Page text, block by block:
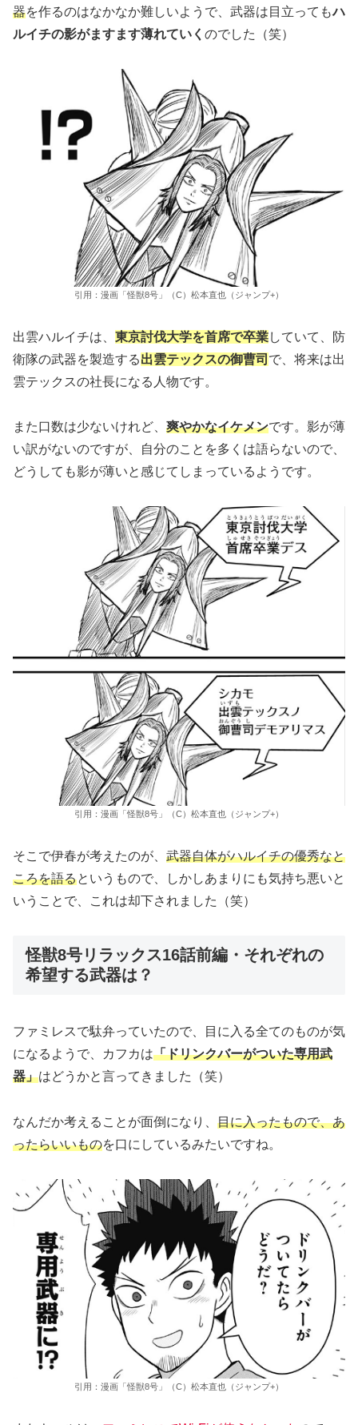
器を作るのはなかなか難しいようで、武器は目立ってもハ
ルイチの影がますます薄れていく のでした（笑）
引用：漫画「怪獣8号」（C）松本直也（ジャンプ+）
出雲ハルイチは、 東京討伐大学を首席で卒業していて、防
衛隊の武器を製造する出雲テックスの御曹司 で、将来は出
雲テックスの社長になる人物です。
また口数は少ないけれど、 爽やかなイケメンです。影が薄
い訳がないのですが、自分のことを多くは語らないので、
どうしても影が薄いと感じてしまっているようです。
引用：漫画「怪獣8号」（C）松本直也（ジャンプ+）
そこで伊春が考えたのが、 武器自体がハルイチの優秀なと
ころを語るというもので、しかしあまりにも気持ち悪いと
いうことで、これは却下されました（笑）
怪獣8号リラックス16話前編・それぞれの
希望する武器は？
ファミレスで駄弁っていたので、目に入る全てのものが気
になるようで、カフカは「ドリンクバーがついた専用武
器」はどうかと言ってきました（笑）
なんだか考えることが面倒になり、 目に入ったもので、あ
ったらいいものを口にしているみたいですね。
引用：漫画「怪獣8号」（C）松本直也（ジャンプ+）